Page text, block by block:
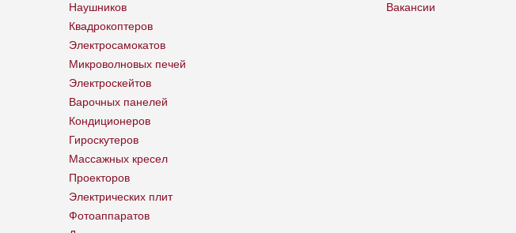
Наушников
Квадрокоптеров
Электросамокатов
Микроволновых печей
Электроскейтов
Варочных панелей
Кондиционеров
Гироскутеров
Массажных кресел
Проекторов
Электрических плит
Фотоаппаратов
Вакансии